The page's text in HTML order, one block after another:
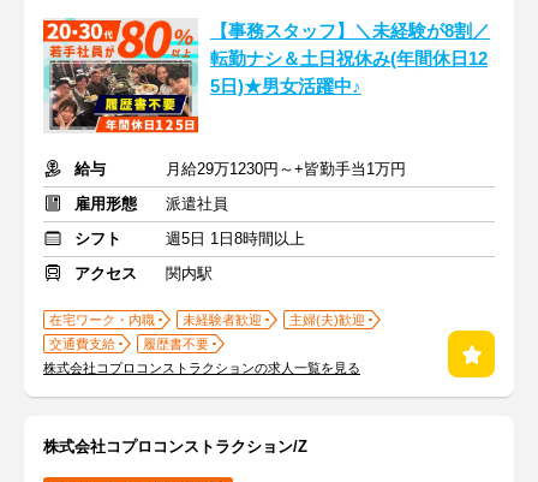
【事務スタッフ】＼未経験が8割／
転勤ナシ＆土日祝休み(年間休日12
5日)★男女活躍中♪
給与
月給29万1230円～+皆勤手当1万円
雇用形態
派遣社員
シフト
週5日 1日8時間以上
アクセス
関内駅
在宅ワーク・内職 未経験者歓迎
主婦(夫)歓迎
交通費支給
履歴書不要
株式会社コプロコンストラクションの求人一覧を見る
株式会社コプロコンストラクション/Z